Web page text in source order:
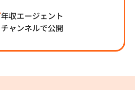
年収エージェント
チャンネルで公開